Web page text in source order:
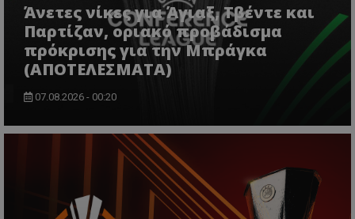
Άνετες νίκες για Άγιαξ, Τβέντε και
Παρτίζαν, οριακό προβάδισμα
πρόκρισης για την Μπράγκα
(ΑΠΟΤΕΛΕΣΜΑΤΑ)
07.08.2026 - 00:20